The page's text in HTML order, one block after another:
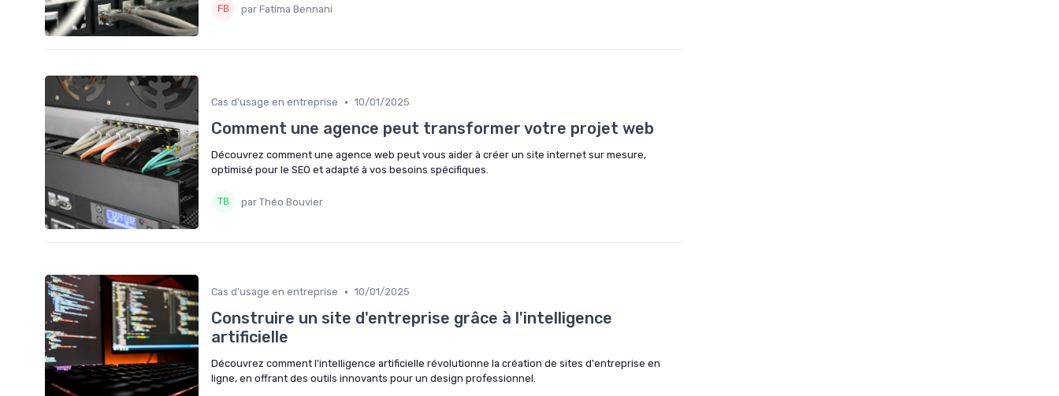
par Fatima Bennani
Cas d'usage en entreprise • 10/01/2025
Comment une agence peut transformer votre projet web
Découvrez comment une agence web peut vous aider à créer un site internet sur mesure,
optimisé pour le SEO et adapté à vos besoins spécifiques.
par Théo Bouvier
Cas d'usage en entreprise • 10/01/2025
Construire un site d'entreprise grâce à l'intelligence
artificielle
Découvrez comment l'intelligence artificielle révolutionne la création de sites d'entreprise en
ligne, en offrant des outils innovants pour un design professionnel.